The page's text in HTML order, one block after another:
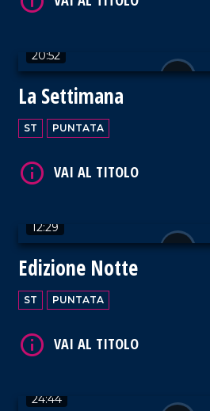
20:52
La Settimana
ST PUNTATA
12:29
Edizione Notte
ST PUNTATA
24:44
VAI AL TITOLO
VAI AL TITOLO